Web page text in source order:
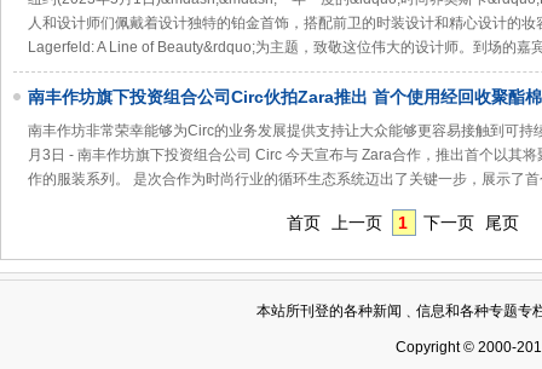
人和设计师们佩戴着设计独特的铂金首饰，搭配前卫的时装设计和精心设计的
Lagerfeld: A Line of Beauty&rdquo;为主题，致敬这位伟大的设计师。到场的嘉
南丰作坊旗下投资组合公司Circ伙拍Zara推出 首个使用经回收聚酯
成的服装系列
南丰作坊非常荣幸能够为Circ的业务发展提供支持让大众能够更容易接触到可
月3日 - 南丰作坊旗下投资组合公司 Circ 今天宣布与 Zara合作，推出首个以其
作的服装系列。 是次合作为时尚行业的循环生态系统迈出了关键一步，展示了
首页 上一页 1 下一页 尾页
本站所刊登的各种新闻﹑信息和各种专题专
Copyright © 2000-